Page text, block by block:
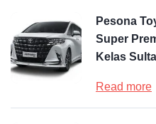
Pesona
Super
Kelas
Read more